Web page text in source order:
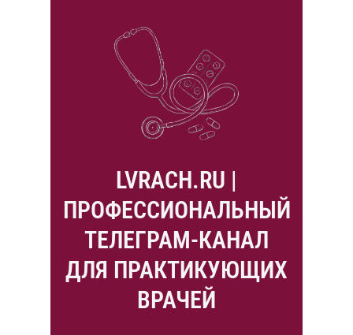
LVRACH.RU |
ПРОФЕССИОНАЛЬНЫЙ
ТЕЛЕГРАМ-КАНАЛ
ДЛЯ ПРАКТИКУЮЩИХ
ВРАЧЕЙ